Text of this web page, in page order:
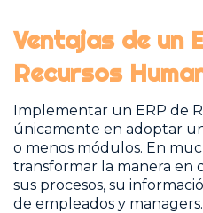
Ventajas de un
Recursos
Implementar un ERP de
únicamente en adoptar
o menos módulos. En
transformar la manera en
sus procesos, su
de empleados y managers.